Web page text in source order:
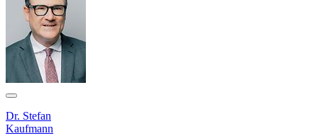
Dr. Stefan
Kaufmann